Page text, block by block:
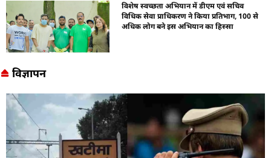
विशेष स्वच्छता अभियान में डीएम एवं सचिव
विधिक सेवा प्राधिकरण ने किया प्रतिभाग, 100 से
अधिक लोग बने इस अभियान का हिस्सा
विज्ञापन